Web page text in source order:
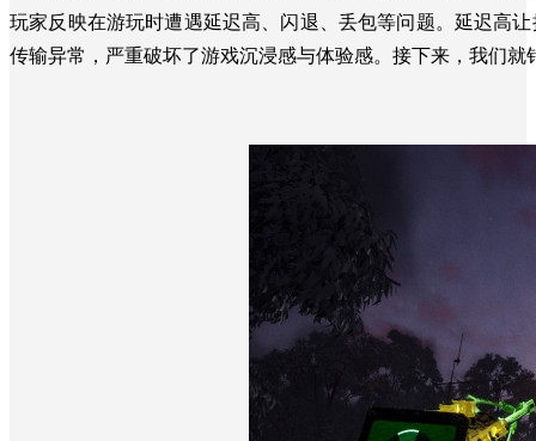
玩家反映在游玩时遭遇延迟高、闪退、丢包等问题。延迟高
传输异常，严重破坏了游戏沉浸感与体验感。接下来，我们